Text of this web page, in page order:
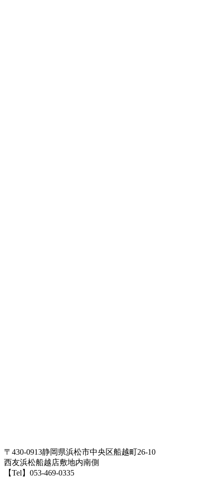
〒430-0913静岡県浜松市中央区船越町26-10
西友浜松船越店敷地内南側
【Tel】053-469-0335